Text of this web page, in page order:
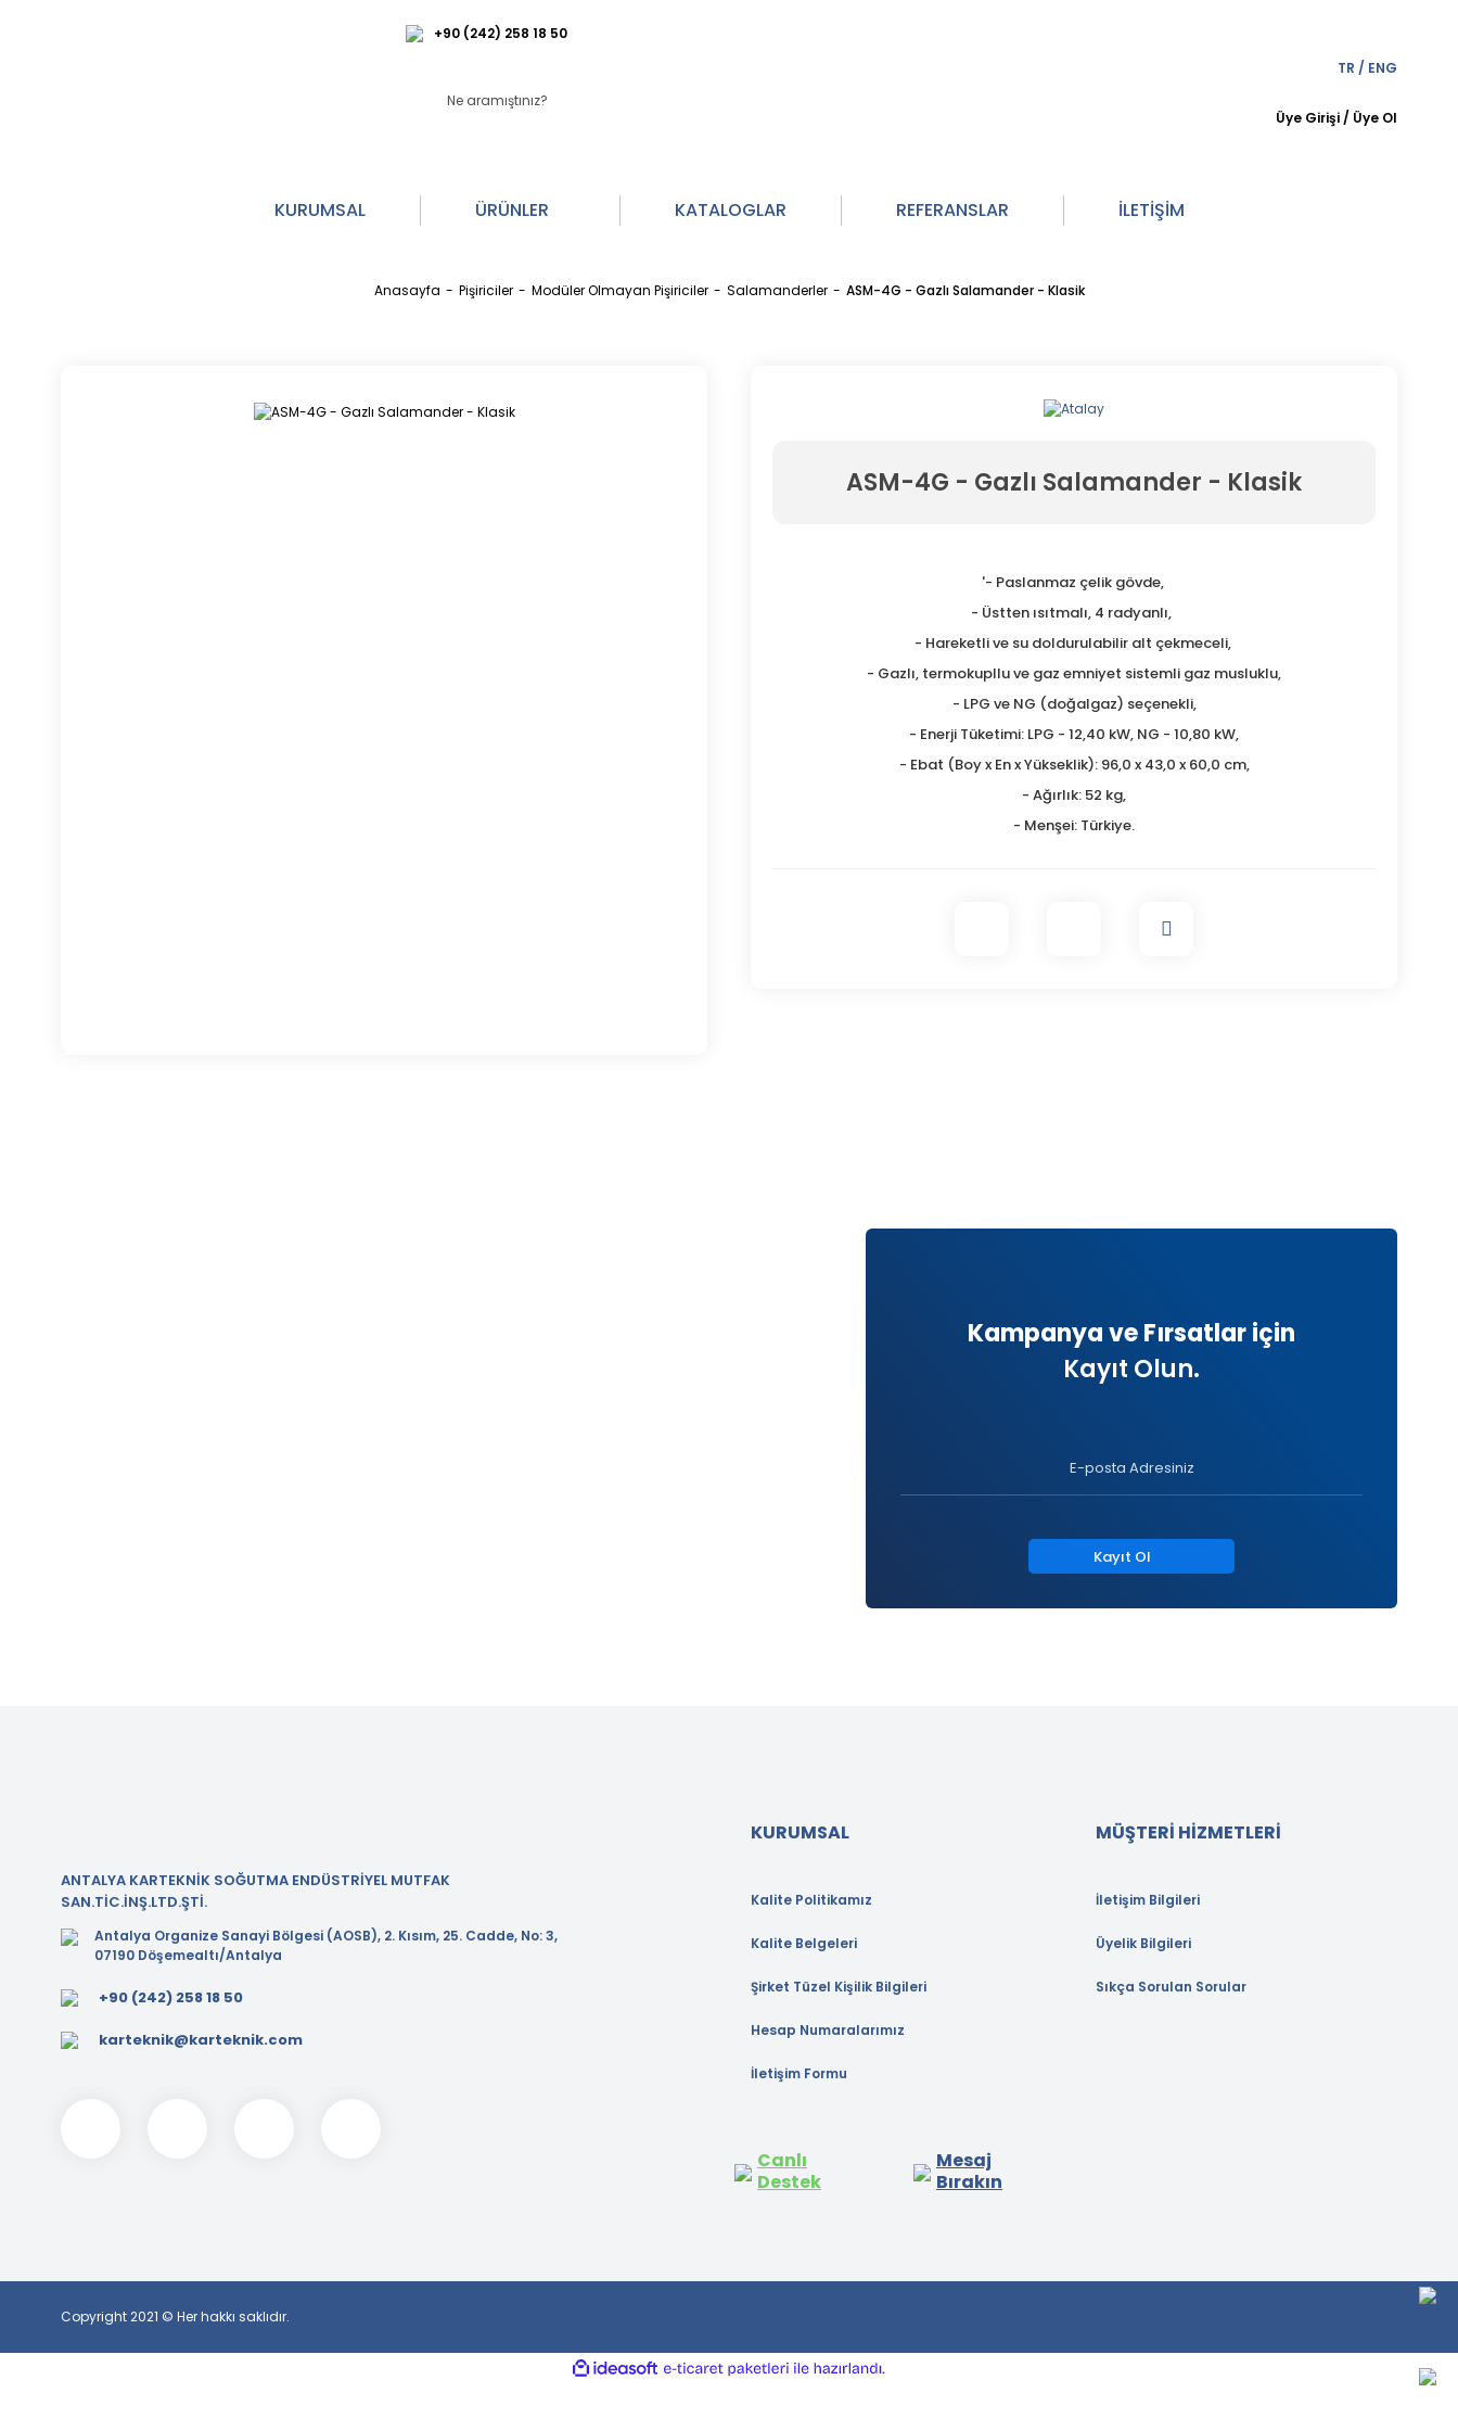
+90 (242) 258 18 50
TR / ENG
Üye Girişi / Üye Ol
KURUMSAL ÜRÜNLER KATALOGLAR REFERANSLAR İLETİŞİM
Anasayfa Pişiriciler Modüler Olmayan Pişiriciler Salamanderler ASM-4G - Gazlı Salamander - Klasik
ASM-4G - Gazlı Salamander - Klasik
'- Paslanmaz çelik gövde,
- Üstten ısıtmalı, 4 radyanlı,
- Hareketli ve su doldurulabilir alt çekmeceli,
- Gazlı, termokupllu ve gaz emniyet sistemli gaz musluklu,
- LPG ve NG (doğalgaz) seçenekli,
- Enerji Tüketimi: LPG - 12,40 kW, NG - 10,80 kW,
- Ebat (Boy x En x Yükseklik): 96,0 x 43,0 x 60,0 cm,
- Ağırlık: 52 kg,
- Menşei: Türkiye.
Kampanya ve Fırsatlar için
Kayıt Olun.
Kayıt Ol
ANTALYA KARTEKNİK SOĞUTMA ENDÜSTRİYEL MUTFAK
SAN.TİC.İNŞ.LTD.ŞTİ.
Antalya Organize Sanayi Bölgesi (AOSB), 2. Kısım, 25. Cadde, No: 3,
07190 Döşemealtı/Antalya
+90 (242) 258 18 50
karteknik@karteknik.com
KURUMSAL
Kalite Politikamız
Kalite Belgeleri
Şirket Tüzel Kişilik Bilgileri
Hesap Numaralarımız
İletişim Formu
MÜŞTERİ HİZMETLERİ
İletişim Bilgileri
Üyelik Bilgileri
Sıkça Sorulan Sorular
Canlı
Destek
Mesaj
Bırakın
Copyright 2021 © Her hakkı saklıdır.
ideasoft
e-